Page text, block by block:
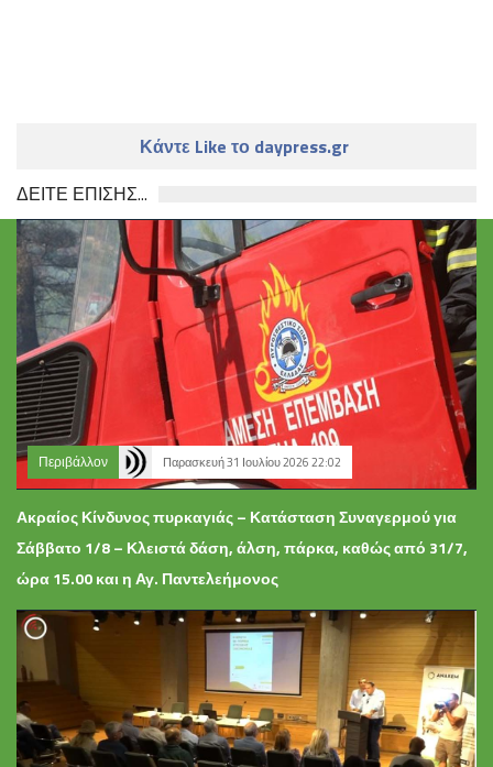
Κάντε Like το daypress.gr
ΔΕΙΤΕ ΕΠΙΣΗΣ...
Περιβάλλον Παρασκευή 31 Ιουλίου 2026 22:02
Ακραίος Κίνδυνος πυρκαγιάς – Κατάσταση Συναγερμού για
Σάββατο 1/8 – Κλειστά δάση, άλση, πάρκα, καθώς από 31/7,
ώρα 15.00 και η Αγ. Παντελεήμονος